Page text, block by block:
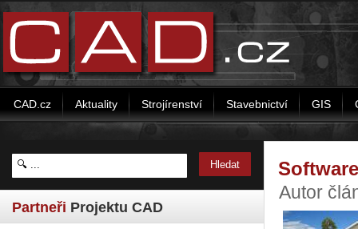
CAD.cz Aktuality Strojírenství Stavebnictví GIS
Partneři Projektu CAD
Autor